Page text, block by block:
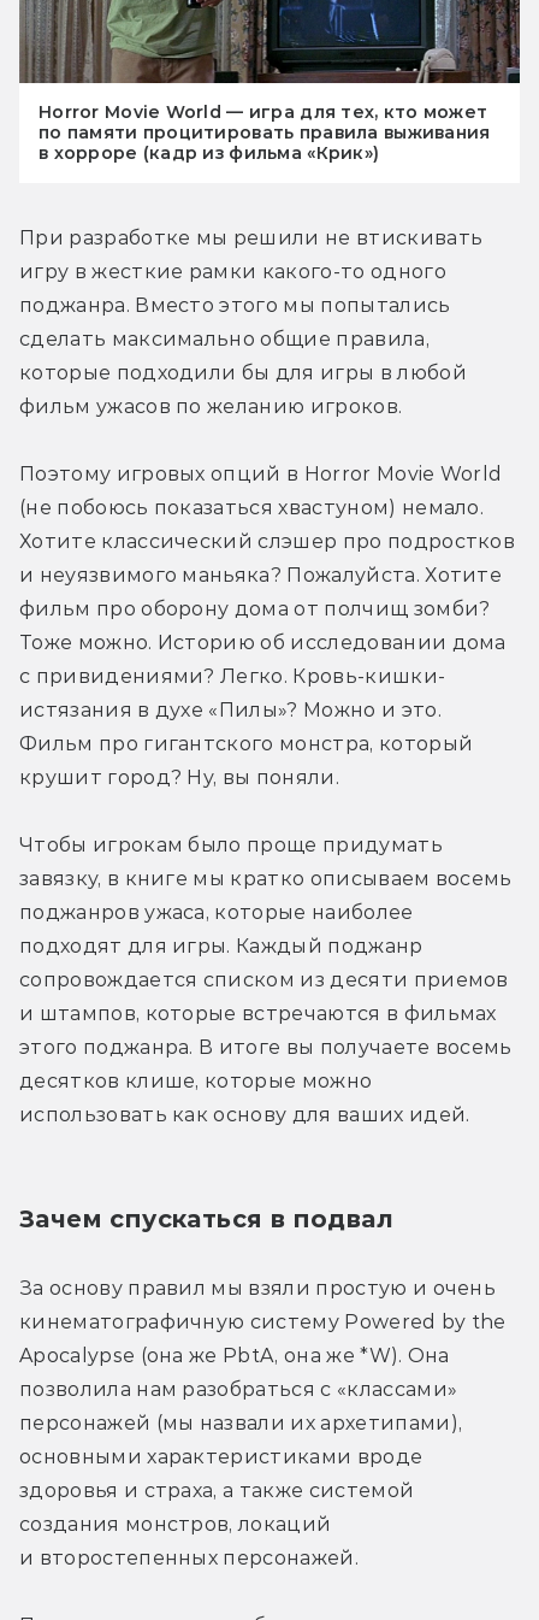
Horror Movie World — игра для тех, кто может
по памяти процитировать правила выживания
в хорроре (кадр из фильма «Крик»)
При разработке мы решили не втискивать
игру в жесткие рамки какого-то одного
поджанра. Вместо этого мы попытались
сделать максимально общие правила,
которые подходили бы для игры в любой
фильм ужасов по желанию игроков.
Поэтому игровых опций в Horror Movie World
(не побоюсь показаться хвастуном) немало.
Хотите классический слэшер про подростков
и неуязвимого маньяка? Пожалуйста. Хотите
фильм про оборону дома от полчищ зомби?
Тоже можно. Историю об исследовании дома
с привидениями? Легко. Кровь-кишки-
истязания в духе «Пилы»? Можно и это.
Фильм про гигантского монстра, который
крушит город? Ну, вы поняли.
Чтобы игрокам было проще придумать
завязку, в книге мы кратко описываем восемь
поджанров ужаса, которые наиболее
подходят для игры. Каждый поджанр
сопровождается списком из десяти приемов
и штампов, которые встречаются в фильмах
этого поджанра. В итоге вы получаете восемь
десятков клише, которые можно
использовать как основу для ваших идей.
Зачем спускаться в подвал
За основу правил мы взяли простую и очень
кинематографичную систему Powered by the
Apocalypse (она же PbtA, она же *W). Она
позволила нам разобраться с «классами»
персонажей (мы назвали их архетипами),
основными характеристиками вроде
здоровья и страха, а также системой
создания монстров, локаций
и второстепенных персонажей.